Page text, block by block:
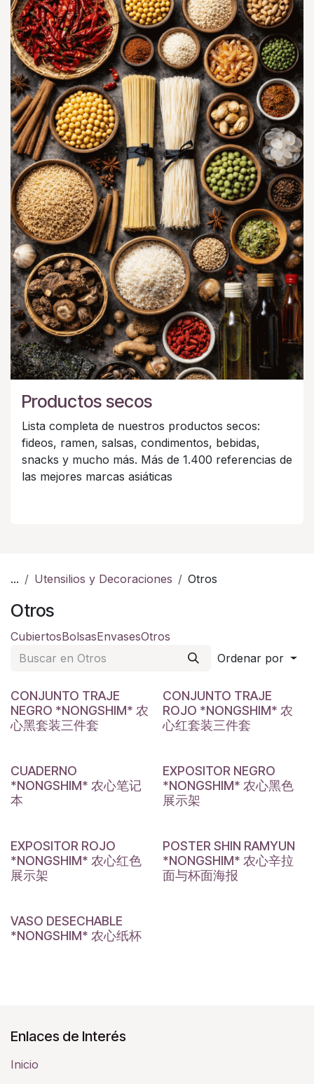
Productos secos
Lista completa de nuestros productos secos:
fideos, ramen, salsas, condimentos, bebidas,
snacks y mucho más. Más de 1.400 referencias de
las mejores marcas asiáticas
... Utensilios y Decoraciones Otros
Otros
CubiertosBolsasEnvasesOtros
Ordenar por
CONJUNTO TRAJE
NEGRO *NONGSHIM* 农
心黑套装三件套
CONJUNTO TRAJE
ROJO *NONGSHIM* 农
心红套装三件套
CUADERNO
*NONGSHIM* 农心笔记
本
EXPOSITOR NEGRO
*NONGSHIM* 农心黑色
展示架
EXPOSITOR ROJO
*NONGSHIM* 农心红色
展示架
POSTER SHIN RAMYUN
*NONGSHIM* 农心辛拉
面与杯面海报
VASO DESECHABLE
*NONGSHIM* 农心纸杯
Enlaces de Interés
Inicio